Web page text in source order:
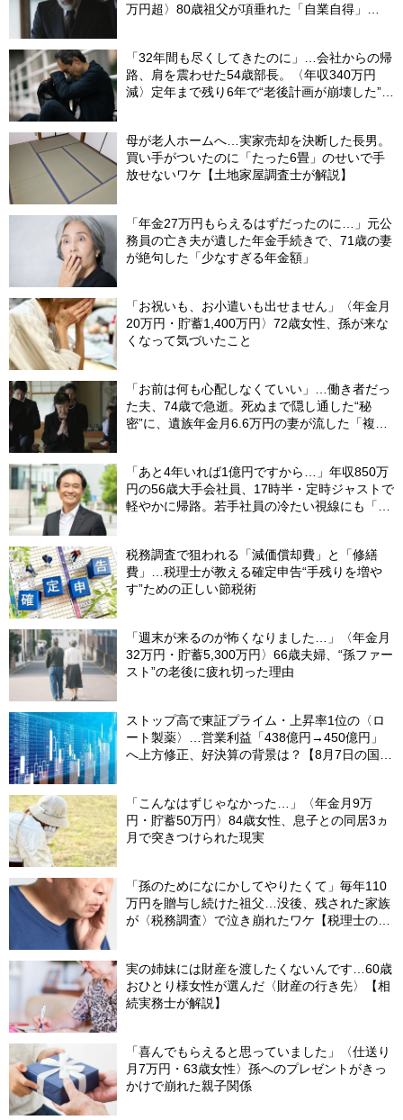
万円超〉80歳祖父が項垂れた「自業自得」
「32年間も尽くしてきたのに」…会社からの帰
路、肩を震わせた54歳部長。〈年収340万円
減〉定年まで残り6年で“老後計画が崩壊した”ワ
母が老人ホームへ…実家売却を決断した長男。
買い手がついたのに「たった6畳」のせいで手
放せないワケ【土地家屋調査士が解説】
「年金27万円もらえるはずだったのに…」元公
務員の亡き夫が遺した年金手続きで、71歳の妻
が絶句した「少なすぎる年金額」
「お祝いも、お小遣いも出せません」〈年金月
20万円・貯蓄1,400万円〉72歳女性、孫が来な
くなって気づいたこと
「お前は何も心配しなくていい」…働き者だっ
た夫、74歳で急逝。死ぬまで隠し通した“秘
密”に、遺族年金月6.6万円の妻が流した「複雑
「あと4年いれば1億円ですから…」年収850万
円の56歳大手会社員、17時半・定時ジャストで
軽やかに帰路。若手社員の冷たい視線にも「だ
税務調査で狙われる「減価償却費」と「修繕
費」…税理士が教える確定申告“手残りを増や
す”ための正しい節税術
「週末が来るのが怖くなりました…」〈年金月
32万円・貯蓄5,300万円〉66歳夫婦、“孫ファー
スト”の老後に疲れ切った理由
ストップ高で東証プライム・上昇率1位の〈ロ
ート製薬〉…営業利益「438億円→450億円」
へ上方修正、好決算の背景は？【8月7日の国内
「こんなはずじゃなかった…」〈年金月9万
円・貯蓄50万円〉84歳女性、息子との同居3ヵ
月で突きつけられた現実
「孫のためになにかしてやりたくて」毎年110
万円を贈与し続けた祖父…没後、残された家族
が〈税務調査〉で泣き崩れたワケ【税理士の助
実の姉妹には財産を渡したくないんです…60歳
おひとり様女性が選んだ〈財産の行き先〉【相
続実務士が解説】
「喜んでもらえると思っていました」〈仕送り
月7万円・63歳女性〉孫へのプレゼントがきっ
かけで崩れた親子関係